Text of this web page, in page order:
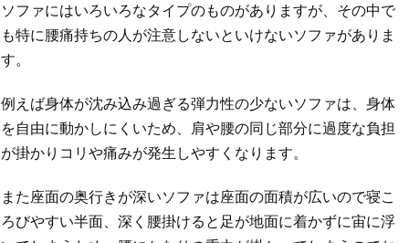
ソファにはいろいろなタイプのものがありますが、その中で
も特に腰痛持ちの人が注意しないといけないソファがありま
す。
例えば身体が沈み込み過ぎる弾力性の少ないソファは、身体
を自由に動かしにくいため、肩や腰の同じ部分に過度な負担
が掛かりコリや痛みが発生しやすくなります。
また座面の奥行きが深いソファは座面の面積が広いので寝こ
ろびやすい半面、深く腰掛けると足が地面に着かずに宙に浮